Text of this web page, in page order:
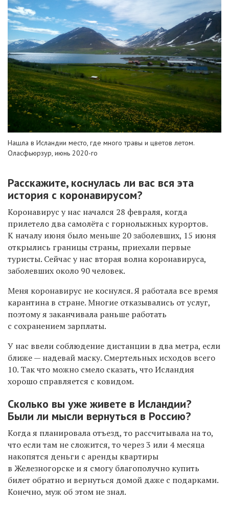
Нашла в Исландии место, где много травы и цветов летом.
Оласфьюрзур, июнь 2020-го
Расскажите, коснулась ли вас вся эта
история с коронавирусом?
Коронавирус у нас начался 28 февраля, когда
прилетело два самолёта с горнолыжных курортов.
К началу июня было меньше 20 заболевших, 15 июня
открылись границы страны, приехали первые
туристы. Сейчас у нас вторая волна коронавируса,
заболевших около 90 человек.
Меня коронавирус не коснулся. Я работала все время
карантина в стране. Многие отказывались от услуг,
поэтому я заканчивала раньше работать
с сохранением зарплаты.
У нас ввели соблюдение дистанции в два метра, если
ближе — надевай маску. Смертельных исходов всего
10. Так что можно смело сказать, что Исландия
хорошо справляется с ковидом.
Сколько вы уже живете в Исландии?
Были ли мысли вернуться в Россию?
Когда я планировала отъезд, то рассчитывала на то,
что если там не сложится, то через 3 или 4 месяца
накопятся деньги с аренды квартиры
в Железногорске и я смогу благополучно купить
билет обратно и вернуться домой даже с подарками.
Конечно, муж об этом не знал.